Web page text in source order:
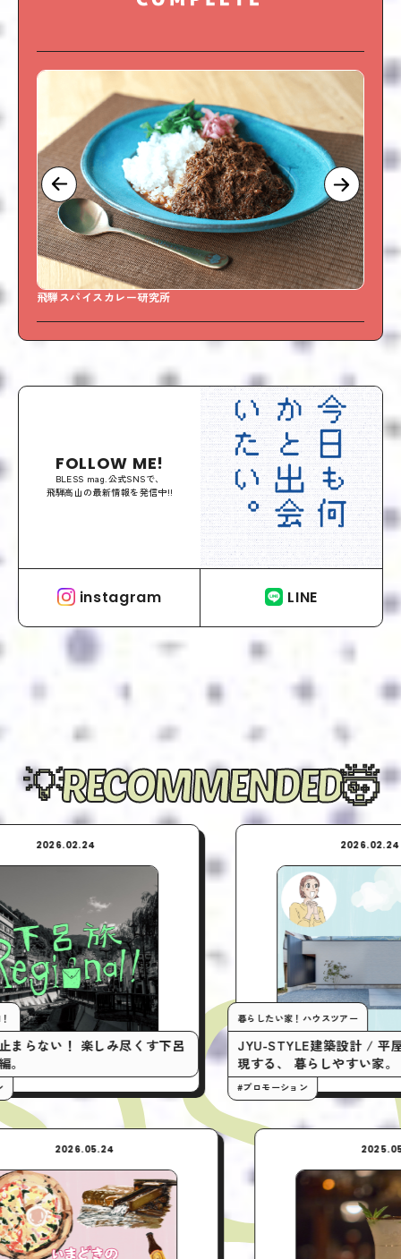
飛騨スパイスカレー研究所
FOLLOW ME!
BLESS mag.公式SNSで、
飛騨高山の最新情報を発信中!!
instagram LINE
RECOMMENDED
み尽くす下呂
暮らしたい家！ハウスツアー
JYU-STYLE建築設計 / 平屋の間取りで実
現する、 暮らしやすい家。
#プロモーション